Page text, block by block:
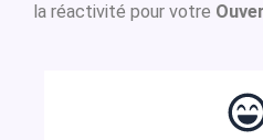
la réactivité pour votre